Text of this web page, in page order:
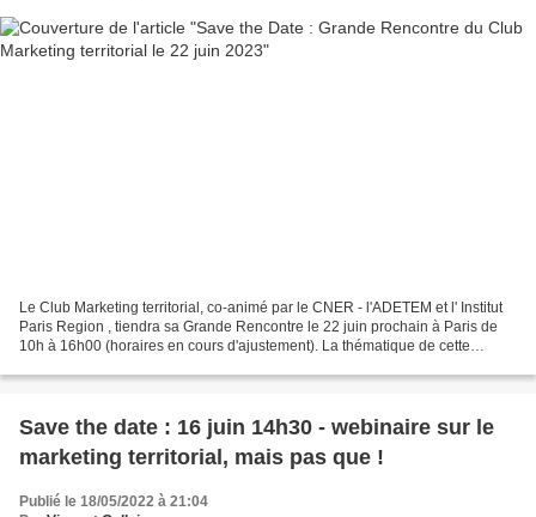
Le Club Marketing territorial, co-animé par le CNER - l'ADETEM et l' Institut
Paris Region , tiendra sa Grande Rencontre le 22 juin prochain à Paris de
10h à 16h00 (horaires en cours d'ajustement). La thématique de cette
Save the date : 16 juin 14h30 - webinaire sur le
marketing territorial, mais pas que !
Publié le 18/05/2022 à 21:04